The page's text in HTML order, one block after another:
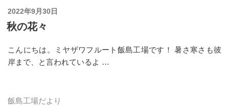
投
稿
2022年9月30日
秋の花々
こんにちは。ミヤザワフルート飯島工場です！ 暑さ寒さも彼
岸まで、と言われているよ …
飯島工場だより